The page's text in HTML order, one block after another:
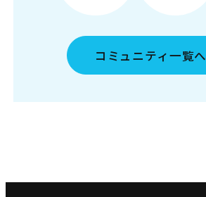
コミュニティ一覧へ